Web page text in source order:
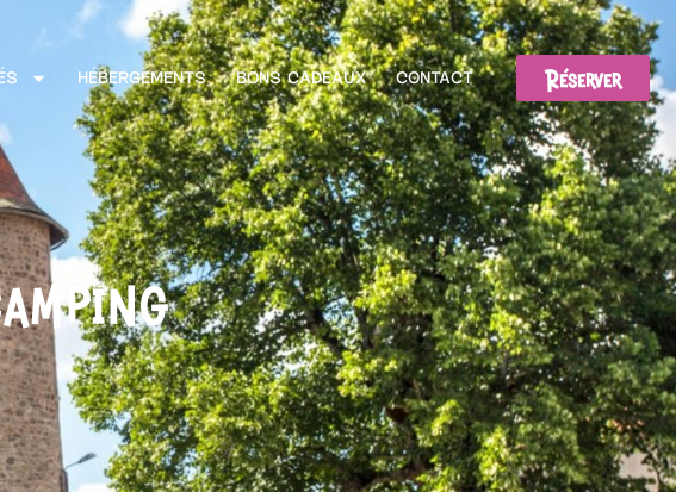
HÉBERGEMENTS BONS CADEAUX CONTACT Réserver